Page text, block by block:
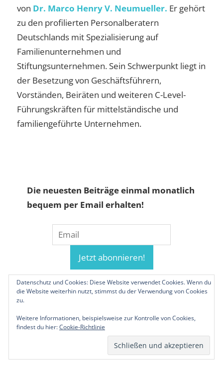
von Dr. Marco Henry V. Neumueller. Er gehört
zu den profilierten Personalberatern
Deutschlands mit Spezialisierung auf
Familienunternehmen und
Stiftungsunternehmen. Sein Schwerpunkt liegt in
der Besetzung von Geschäftsführern,
Vorständen, Beiräten und weiteren C-Level-
Führungskräften für mittelständische und
familiengeführte Unternehmen.
Die neuesten Beiträge einmal monatlich
bequem per Email erhalten!
© 2019-2026 Familienunternehmen.eu. Alle
Rechte vorbehalten.
Datenschutz und Cookies: Diese Website verwendet Cookies. Wenn du
die Website weiterhin nutzt, stimmst du der Verwendung von Cookies
zu.
Weitere Informationen, beispielsweise zur Kontrolle von Cookies,
findest du hier:Cookie-Richtlinie